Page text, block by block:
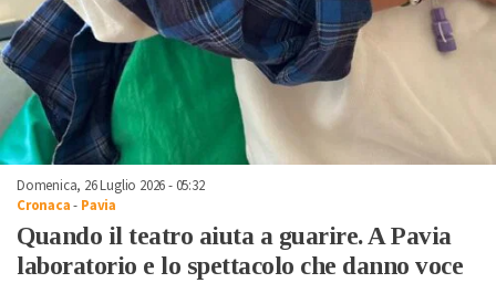
Domenica, 26 Luglio 2026 - 05:32
Cronaca- Pavia
Quando il teatro aiuta a guarire. A Pavia
laboratorio e lo spettacolo che danno voce